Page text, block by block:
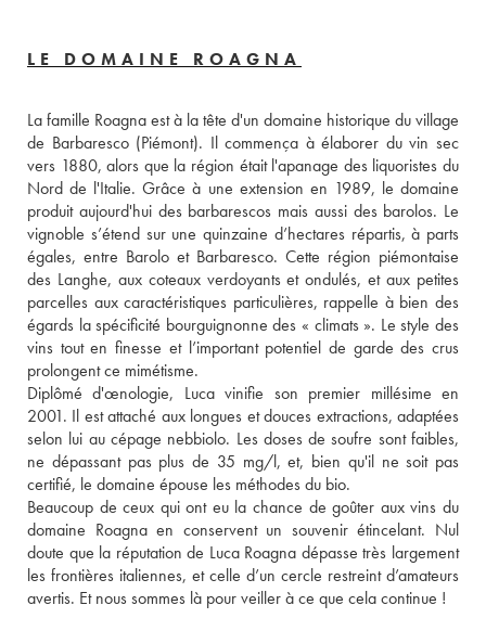
LE DOMAINE ROAGNA
La famille Roagna est à la tête d'un domaine historique du village
de Barbaresco (Piémont). Il commença à élaborer du vin sec
vers 1880, alors que la région était l'apanage des liquoristes du
Nord de l'Italie. Grâce à une extension en 1989, le domaine
produit aujourd'hui des barbarescos mais aussi des barolos. Le
vignoble s’étend sur une quinzaine d’hectares répartis, à parts
égales, entre Barolo et Barbaresco. Cette région piémontaise
des Langhe, aux coteaux verdoyants et ondulés, et aux petites
parcelles aux caractéristiques particulières, rappelle à bien des
égards la spécificité bourguignonne des « climats ». Le style des
vins tout en finesse et l’important potentiel de garde des crus
prolongent ce mimétisme.
Diplômé d'œnologie, Luca vinifie son premier millésime en
2001. Il est attaché aux longues et douces extractions, adaptées
selon lui au cépage nebbiolo. Les doses de soufre sont faibles,
ne dépassant pas plus de 35 mg/l, et, bien qu'il ne soit pas
certifié, le domaine épouse les méthodes du bio.
Beaucoup de ceux qui ont eu la chance de goûter aux vins du
domaine Roagna en conservent un souvenir étincelant. Nul
doute que la réputation de Luca Roagna dépasse très largement
les frontières italiennes, et celle d’un cercle restreint d’amateurs
avertis. Et nous sommes là pour veiller à ce que cela continue !